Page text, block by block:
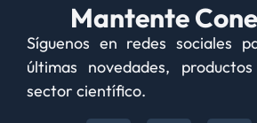
Mantente
Síguenos en redes sociales
últimas novedades,
sector científico.